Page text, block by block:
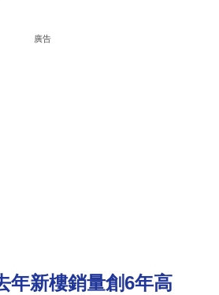
廣告
年新樓銷量創6年高